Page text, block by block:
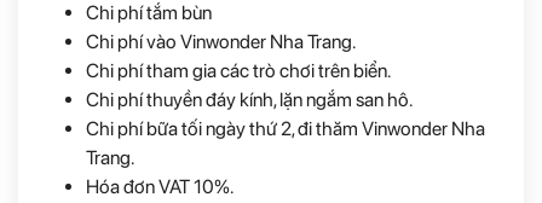
Chi phí tắm bùn
Chi phí vào Vinwonder Nha Trang.
Chi phí tham gia các trò chơi trên biển.
Chi phí thuyền đáy kính, lặn ngắm san hô.
Chi phí bữa tối ngày thứ 2, đi thăm Vinwonder Nha
Trang.
Hóa đơn VAT 10%.